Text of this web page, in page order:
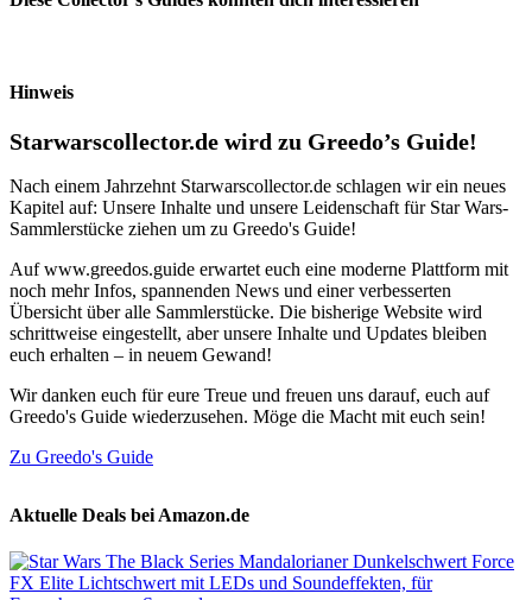
Hinweis
Starwarscollector.de wird zu Greedo’s Guide!
Nach einem Jahrzehnt Starwarscollector.de schlagen wir ein neues
Kapitel auf: Unsere Inhalte und unsere Leidenschaft für Star Wars-
Sammlerstücke ziehen um zu Greedo's Guide!
Auf www.greedos.guide erwartet euch eine moderne Plattform mit
noch mehr Infos, spannenden News und einer verbesserten
Übersicht über alle Sammlerstücke. Die bisherige Website wird
schrittweise eingestellt, aber unsere Inhalte und Updates bleiben
euch erhalten – in neuem Gewand!
Wir danken euch für eure Treue und freuen uns darauf, euch auf
Greedo's Guide wiederzusehen. Möge die Macht mit euch sein!
Zu Greedo's Guide
Aktuelle Deals bei Amazon.de